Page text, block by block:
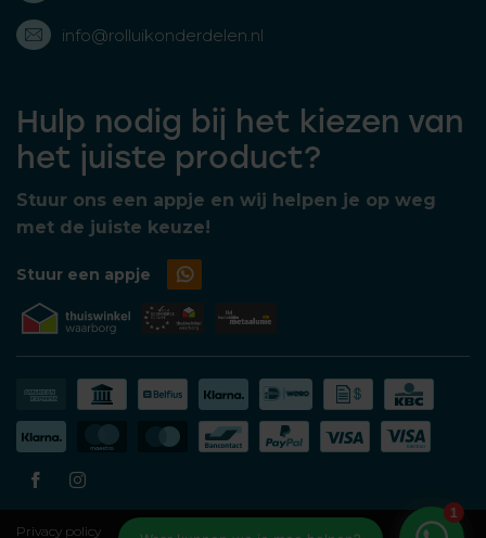
info@rolluikonderdelen.nl
Hulp nodig bij het kiezen van
het juiste product?
Stuur ons een appje en wij helpen je op weg
met de juiste keuze!
Stuur een appje
Privacy policy